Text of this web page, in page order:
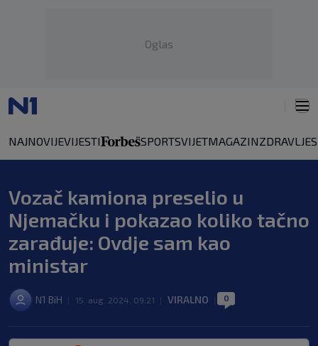
Oglas
NAJNOVIJEVIJESTI SPORTSVIJETMAGAZINZDRAVLJE
Vozač kamiona preselio u
Njemačku i pokazao koliko tačno
zarađuje: Ovdje sam kao
ministar
N1 BiH 15. aug. 2024. 09:21 VIRALNO 0